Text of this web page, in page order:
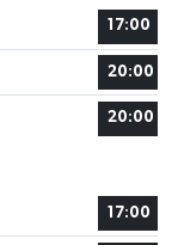
17:00
20:00
20:00
17:00